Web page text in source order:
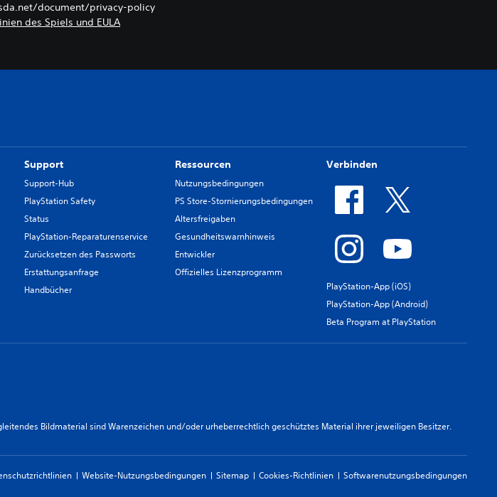
document/privacy-policy
des Spiels und EULA
Support
Support-Hub
PlayStation Safety
Status
PlayStation-Reparaturenservice
Zurücksetzen des Passworts
Erstattungsanfrage
Handbücher
Ressourcen
Nutzungsbedingungen
PS Store-Stornierungsbedingungen
Altersfreigaben
Gesundheitswarnhinweis
Entwickler
Offizielles Lizenzprogramm
Verbinden
PlayStation-App (iOS)
PlayStation-App (Android)
Beta Program at PlayStation
Bildmaterial sind Warenzeichen und/oder urheberrechtlich geschütztes Material ihrer jeweiligen Besitzer.
Website-Nutzungsbedingungen Sitemap Cookies-Richtlinien Softwarenutzungsbedingungen